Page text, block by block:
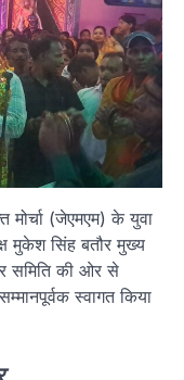
मोर्चा (जेएमएम) के युवा
मुकेश सिंह बतौर मुख्य
समिति की ओर से
स्वागत किया